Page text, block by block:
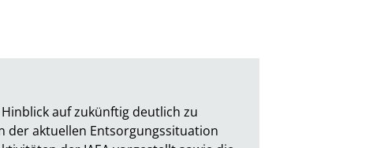
auf zukünftig deutlich zu
der aktuellen Entsorgungssituation